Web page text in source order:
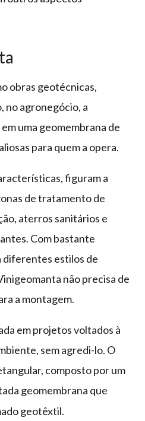
obras geotécnicas,
no agronegócio, a
uma geomembrana de
para quem a opera.
figuram a
de tratamento de
aterros sanitários e
Com bastante
diferentes estilos de
não precisa de
a montagem.
em projetos voltados à
sem agredi-lo. O
composto por um
geomembrana que
geotêxtil.